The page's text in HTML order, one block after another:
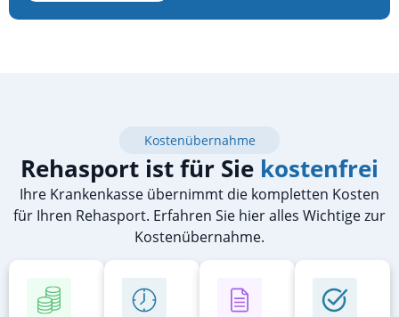
Kostenübernahme
Rehasport ist für Sie kostenfrei
Ihre Krankenkasse übernimmt die kompletten Kosten
für Ihren Rehasport. Erfahren Sie hier alles Wichtige zur
Kostenübernahme.